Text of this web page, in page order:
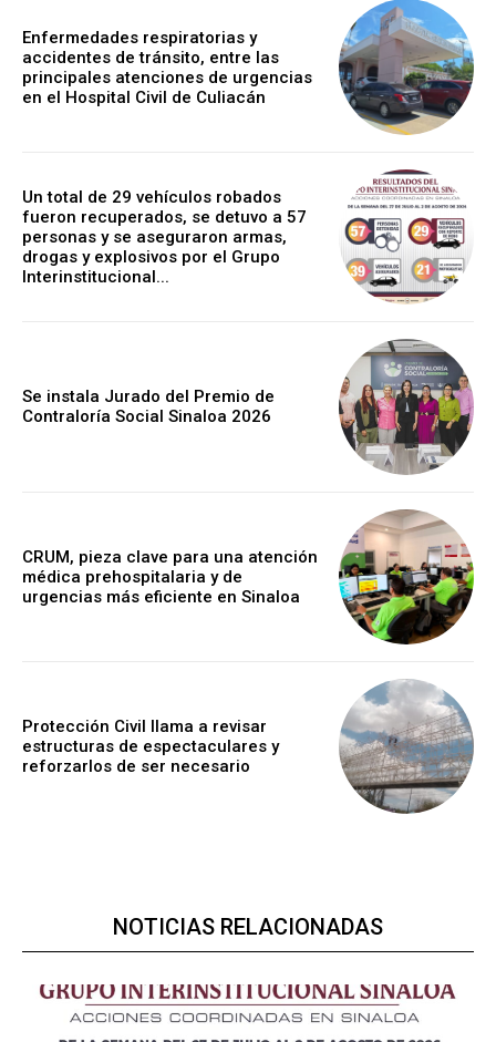
Enfermedades respiratorias y
accidentes de tránsito, entre las
principales atenciones de urgencias
en el Hospital Civil de Culiacán
Un total de 29 vehículos robados
fueron recuperados, se detuvo a 57
personas y se aseguraron armas,
drogas y explosivos por el Grupo
Interinstitucional...
Se instala Jurado del Premio de
Contraloría Social Sinaloa 2026
CRUM, pieza clave para una atención
médica prehospitalaria y de
urgencias más eficiente en Sinaloa
Protección Civil llama a revisar
estructuras de espectaculares y
reforzarlos de ser necesario
NOTICIAS RELACIONADAS